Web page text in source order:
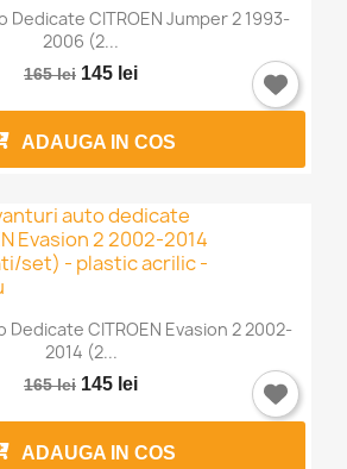
Dedicate CITROEN Jumper 2 1993-
2006 (2...
165 lei 145 lei
ADAUGA IN COS
Dedicate CITROEN Evasion 2 2002-
2014 (2...
165 lei 145 lei
ADAUGA IN COS